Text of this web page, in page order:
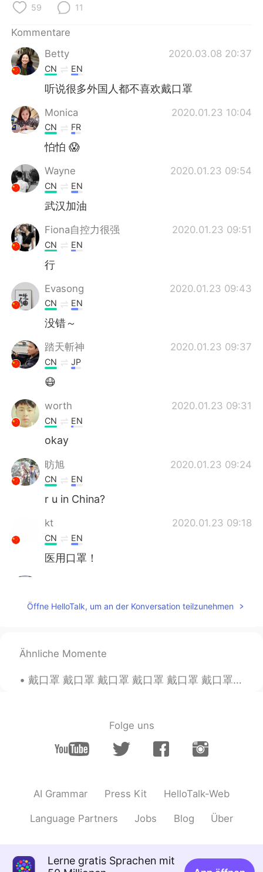
59 11
Kommentare
Betty
2020.03.08 20:37
CN EN
听说很多外国人都不喜欢戴口罩
Monica 2020.01.23 10:04
CN FR
怕怕 😱
Wayne 2020.01.23 09:54
CN EN
武汉加油
Fiona自控力很强 2020.01.23 09:51
CN EN
行
Evasong 2020.01.23 09:43
CN EN
没错～
踏天斬神 2020.01.23 09:37
CN JP
😷
worth 2020.01.23 09:31
CN EN
okay
昉旭 2020.01.23 09:24
CN EN
r u in China?
kt 2020.01.23 09:18
CN EN
医用口罩！
CN EN
🌀
Öffne HelloTalk, um an der Konversation teilzunehmen
Ähnliche Momente
戴口罩 戴口罩 戴口罩 戴口罩 戴口罩 戴口罩 戴口罩 戴口罩 戴口罩 戴口罩 戴口罩 戴口罩 戴口罩 戴口罩 戴口罩 戴口罩 戴口罩 戴口罩 戴口罩 戴口罩 戴口罩 戴口罩 戴口罩 戴口罩 戴...
Folge uns
AI Grammar Press Kit HelloTalk-Web
Language Partners Jobs Blog Über
Lerne gratis Sprachen mit